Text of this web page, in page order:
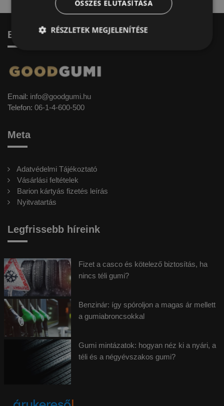
Elérhetőség
Email: info@goodgumi.hu
Telefon: 06-1-4-600-500
Meta
Adatvédelmi Tájékoztató
Vásárlási feltételek
Barion kártyás fizetés leírás
Nyitvatartás
Legfrissebb híreink
Fizet a casco és kötelező biztosítás, ha
nincs téli gumi?
Benzinár: így spóroljon a magas ár mellett
a gumiabroncsokkal
Gumi mintázatok: hogyan néz ki a nyári, a
téli és a négyévszakos gumi?
ÖSSZES ELUTASÍTÁSA
RÉSZLETEK MEGJELENÍTÉSE